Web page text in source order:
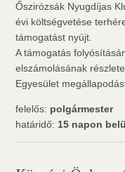
Őszirózsák Nyugdíjas
évi költségvetése
támogatást nyújt.
A támogatás
elszámolásának
Egyesület
felelős: polgármester
határidő: 15 napon